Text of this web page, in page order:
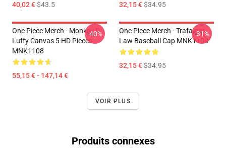
40,02 €$43.5 32,15 €$34.95
One Piece Merch - Monkey D.
Luffy Canvas 5 HD Pieces
MNK1108
55,15 € - 147,14 €
-40%
One Piece Merch - Trafalgar
Law Baseball Cap MNK1108
32,15 €$34.95
-31%
VOIR PLUS
Produits connexes